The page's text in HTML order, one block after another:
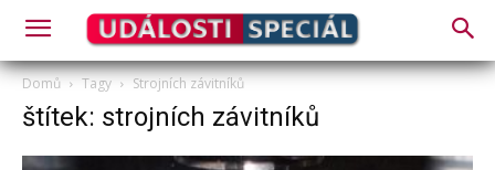
Domů Tagy Strojních závitníků
štítek: strojních závitníků